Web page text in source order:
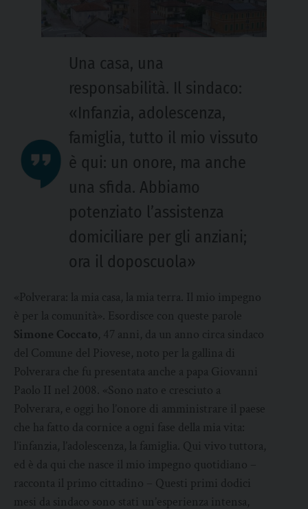
Una casa, una
responsabilità. Il sindaco:
«Infanzia, adolescenza,
famiglia, tutto il mio vissuto
è qui: un onore, ma anche
una sfida. Abbiamo
potenziato l’assistenza
domiciliare per gli anziani;
ora il doposcuola»
«Polverara: la mia casa, la mia terra. Il mio impegno
è per la comunità». Esordisce con queste parole
Simone Coccato, 47 anni, da un anno circa sindaco
del Comune del Piovese, noto per la gallina di
Polverara che fu presentata anche a papa Giovanni
Paolo II nel 2008. «Sono nato e cresciuto a
Polverara, e oggi ho l’onore di amministrare il paese
che ha fatto da cornice a ogni fase della mia vita:
l’infanzia, l’adolescenza, la famiglia. Qui vivo tuttora,
ed è da qui che nasce il mio impegno quotidiano –
racconta il primo cittadino – Questi primi dodici
mesi da sindaco sono stati un’esperienza intensa,